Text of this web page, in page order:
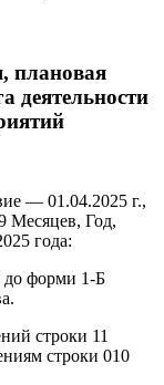
плановая
деятельности
— 01.04.2025 г.,
Месяцев, Год,
года:
до форми 1-Б
строки 11
строки 010